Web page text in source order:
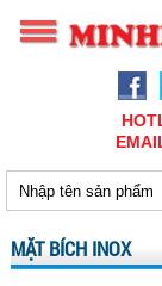
MẶT BÍCH INOX